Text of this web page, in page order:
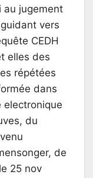
au jugement
vers
CEDH
elles des
répétées
dans
electronique
du
de
25 nov